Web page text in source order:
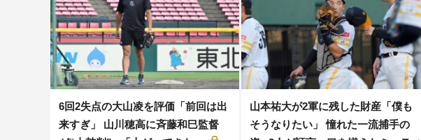
6回2失点の大山凌を評価「前回は出
来すぎ」 山川穂高に斉藤和巳監督
山本祐大が2軍に残した財産「僕も
そうなりたい」 憧れた一流捕手の